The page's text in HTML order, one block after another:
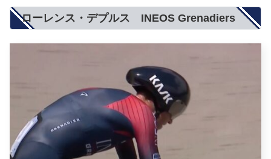
ローレンス・デプルス INEOS Grenadiers